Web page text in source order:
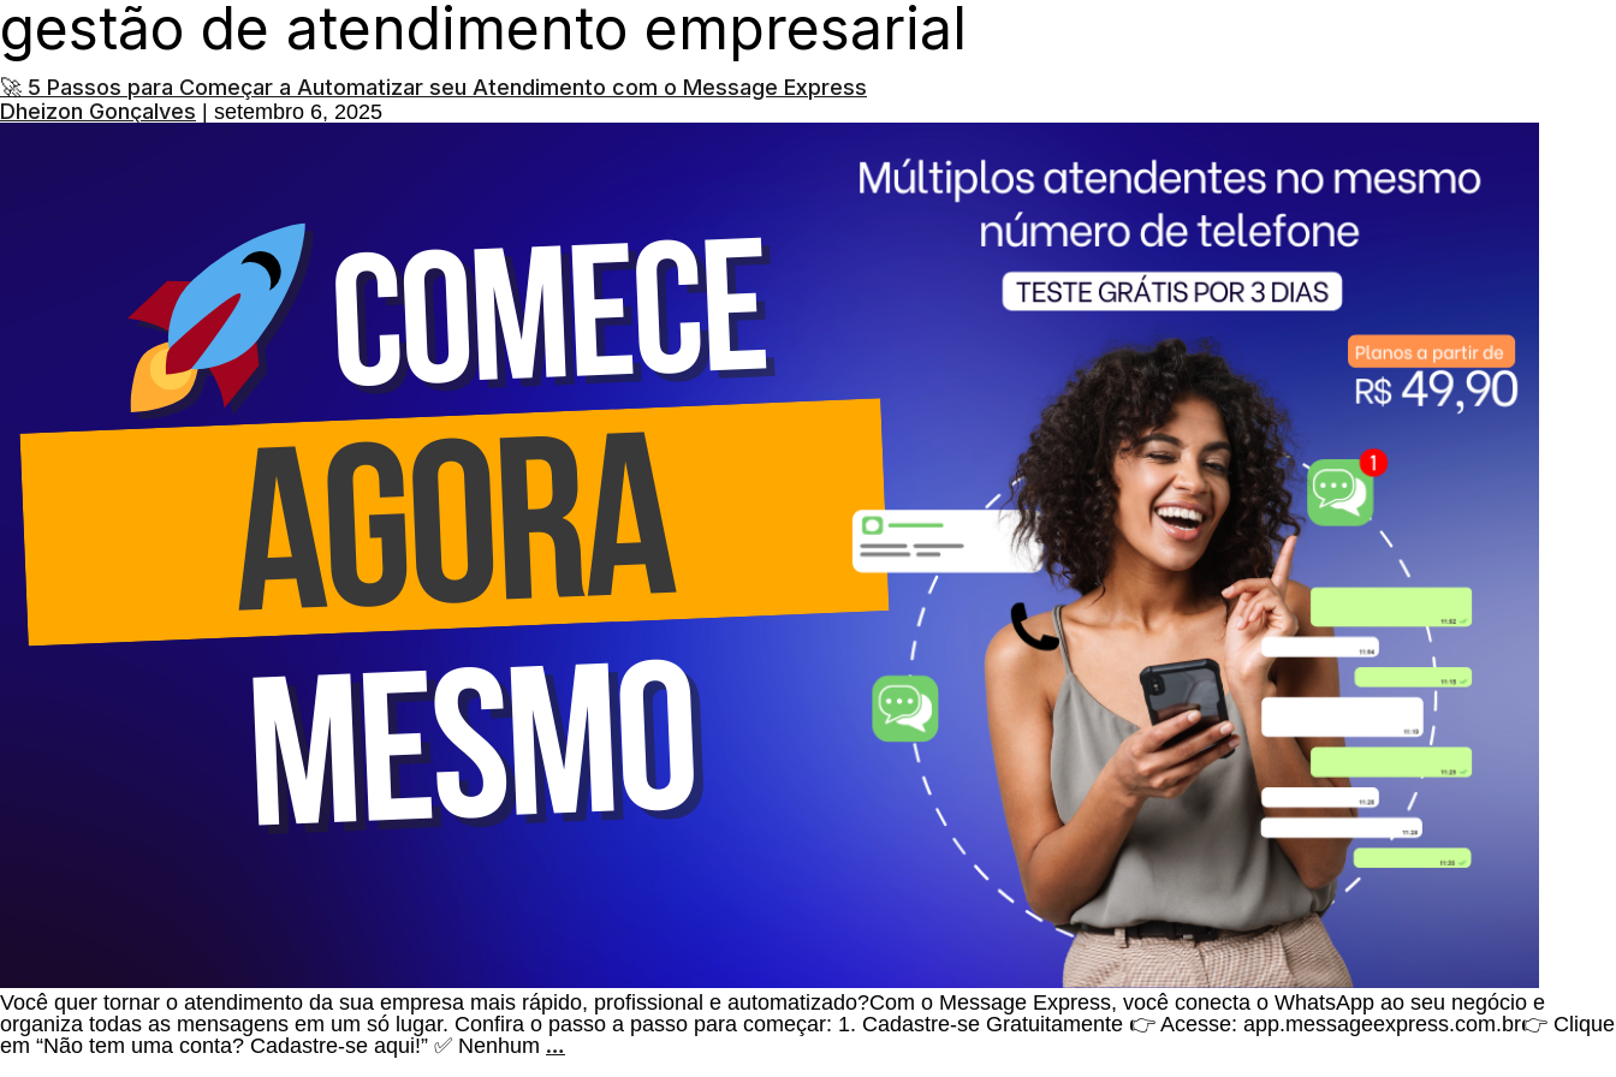
gestão de atendimento empresarial
🚀 5 Passos para Começar a Automatizar seu Atendimento com o Message Express
Dheizon Gonçalves
setembro 6, 2025
Você quer tornar o atendimento da sua empresa mais rápido, profissional e automatizado?Com o Message Express, você conecta o WhatsApp ao seu negócio e
organiza todas as mensagens em um só lugar. Confira o passo a passo para começar: 1. Cadastre-se Gratuitamente 👉 Acesse: app.messageexpress.com.br👉 Clique
em “Não tem uma conta? Cadastre-se aqui!” ✅ Nenhum …